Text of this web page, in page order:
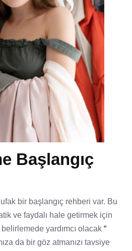
Başlangıç
ufak bir başlangıç rehberi var. Bu
ve faydalı hale getirmek için
belirlemede yardımcı olacak “
da bir göz atmanızı tavsiye